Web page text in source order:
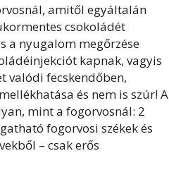
amitől egyáltalán
csokoládét
a nyugalom megőrzése
kapnak, vagyis
valódi fecskendőben,
és nem is szúr! A
mint a fogorvosnál: 2
fogorvosi székek és
– csak erős